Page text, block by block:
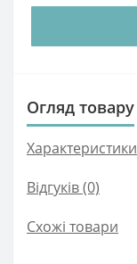
Огляд товару
Характеристики
Відгуків (0)
Схожі товари